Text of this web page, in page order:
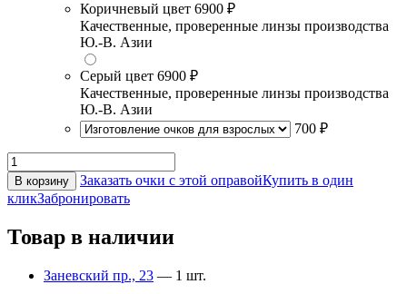
Коричневый цвет 6900 ₽
Качественные, проверенные линзы производства
Ю.-В. Азии
Серый цвет 6900 ₽
Качественные, проверенные линзы производства
Ю.-В. Азии
700 ₽
В корзину Заказать очки с этой оправойКупить в один
кликЗабронировать
Товар в наличии
Заневский пр., 23 — 1 шт.